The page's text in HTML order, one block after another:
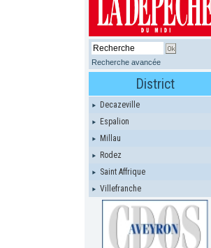
Recherche avancée
District
Decazeville
Espalion
Millau
Rodez
Saint Affrique
Villefranche